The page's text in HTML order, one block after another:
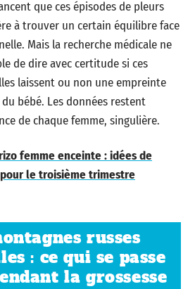
que ces épisodes de pleurs
à trouver un certain équilibre face
Mais la recherche médicale ne
de dire avec certitude si ces
laissent ou non une empreinte
bébé. Les données restent
de chaque femme, singulière.
femme enceinte : idées de
le troisième trimestre
russes
: ce qui se passe
la grossesse